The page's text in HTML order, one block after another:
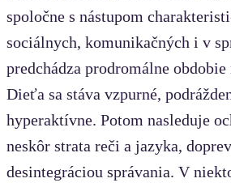
spoločne s nástupom
sociálnych, komunikačných i v
predchádza prodromálne
Dieťa sa stáva vzpurné,
hyperaktívne. Potom nasleduje
neskôr strata reči a jazyka,
desintegráciou správania. V